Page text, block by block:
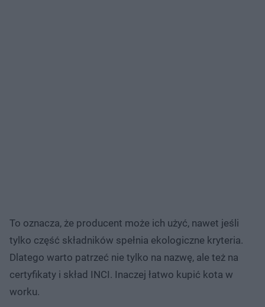
To oznacza, że producent może ich użyć, nawet jeśli
tylko część składników spełnia ekologiczne kryteria.
Dlatego warto patrzeć nie tylko na nazwę, ale też na
certyfikaty i skład INCI. Inaczej łatwo kupić kota w
worku.